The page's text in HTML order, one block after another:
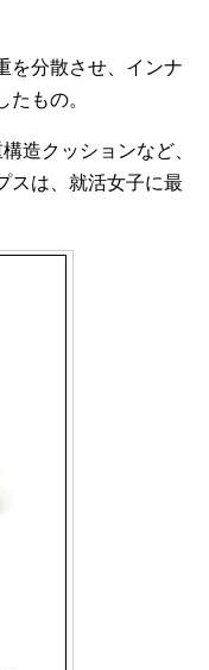
を分散させ、インナ
もの。
造クッションなど、
スは、就活女子に最